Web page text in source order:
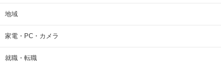
地域
家電・PC・カメラ
就職・転職